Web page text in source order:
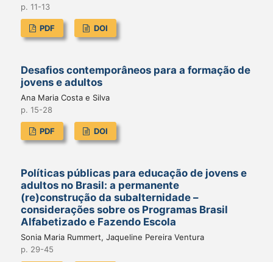
p. 11-13
PDF DOI
Desafios contemporâneos para a formação de
jovens e adultos
Ana Maria Costa e Silva
p. 15-28
PDF DOI
Políticas públicas para educação de jovens e
adultos no Brasil: a permanente
(re)construção da subalternidade –
considerações sobre os Programas Brasil
Alfabetizado e Fazendo Escola
Sonia Maria Rummert, Jaqueline Pereira Ventura
p. 29-45